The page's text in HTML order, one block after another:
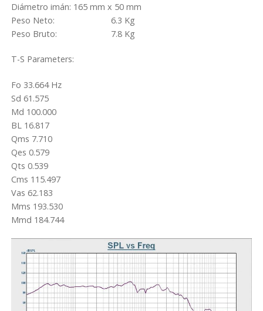
Diámetro imán: 165 mm x 50 mm
Peso Neto: 6.3 Kg
Peso Bruto: 7.8 Kg
T-S Parameters:
Fo 33.664 Hz
Sd 61.575
Md 100.000
BL 16.817
Qms 7.710
Qes 0.579
Qts 0.539
Cms 115.497
Vas 62.183
Mms 193.530
Mmd 184.744